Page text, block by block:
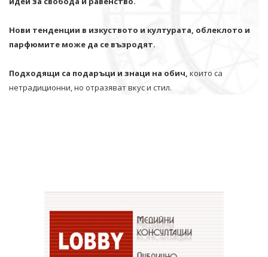
Нови тенденции в изкуството и културата, облеклото и
парфюмите може да се възродят.
Подходящи са подаръци и знаци на обич, които са
нетрадиционни, но отразяват вкус и стил.